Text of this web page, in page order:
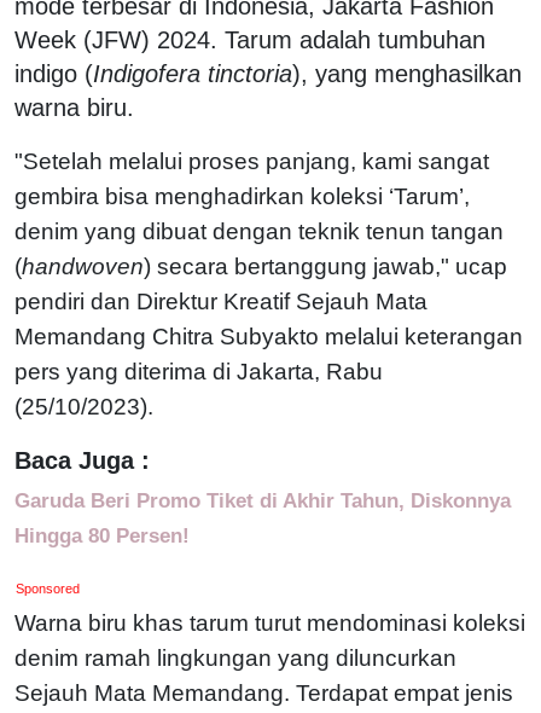
mode terbesar di Indonesia, Jakarta Fashion
Week (JFW) 2024. Tarum adalah tumbuhan
indigo (Indigofera tinctoria), yang menghasilkan
warna biru.
"Setelah melalui proses panjang, kami sangat
gembira bisa menghadirkan koleksi ‘Tarum’,
denim yang dibuat dengan teknik tenun tangan
(handwoven) secara bertanggung jawab," ucap
pendiri dan Direktur Kreatif Sejauh Mata
Memandang Chitra Subyakto melalui keterangan
pers yang diterima di Jakarta, Rabu
(25/10/2023).
Baca Juga :
Garuda Beri Promo Tiket di Akhir Tahun, Diskonnya
Hingga 80 Persen!
Sponsored
Warna biru khas tarum turut mendominasi koleksi
denim ramah lingkungan yang diluncurkan
Sejauh Mata Memandang. Terdapat empat jenis